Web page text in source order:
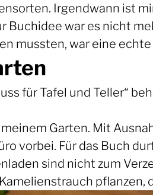
Irgendwann ist
Buchidee war es nicht
mussten, war eine
für Tafel und Teller“
Garten. Mit
vorbei. Für das Buch
sind nicht zum
pflanzen,